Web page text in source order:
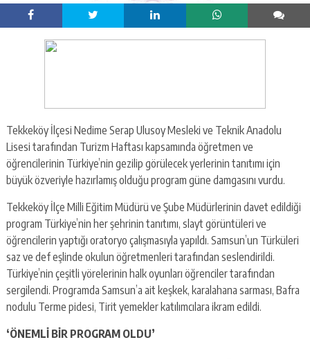
Tekkeköy İlçesi Nedime Serap Ulusoy Mesleki ve Teknik Anadolu
Lisesi tarafından Turizm Haftası kapsamında öğretmen ve
öğrencilerinin Türkiye’nin gezilip görülecek yerlerinin tanıtımı için
büyük özveriyle hazırlamış olduğu program güne damgasını vurdu.
Tekkeköy İlçe Milli Eğitim Müdürü ve Şube Müdürlerinin davet edildiği
program Türkiye’nin her şehrinin tanıtımı, slayt görüntüleri ve
öğrencilerin yaptığı oratoryo çalışmasıyla yapıldı. Samsun’un Türküleri
saz ve def eşlinde okulun öğretmenleri tarafından seslendirildi.
Türkiye’nin çeşitli yörelerinin halk oyunları öğrenciler tarafından
sergilendi. Programda Samsun’a ait keşkek, karalahana sarması, Bafra
nodulu Terme pidesi, Tirit yemekler katılımcılara ikram edildi.
‘ÖNEMLİ BİR PROGRAM OLDU’